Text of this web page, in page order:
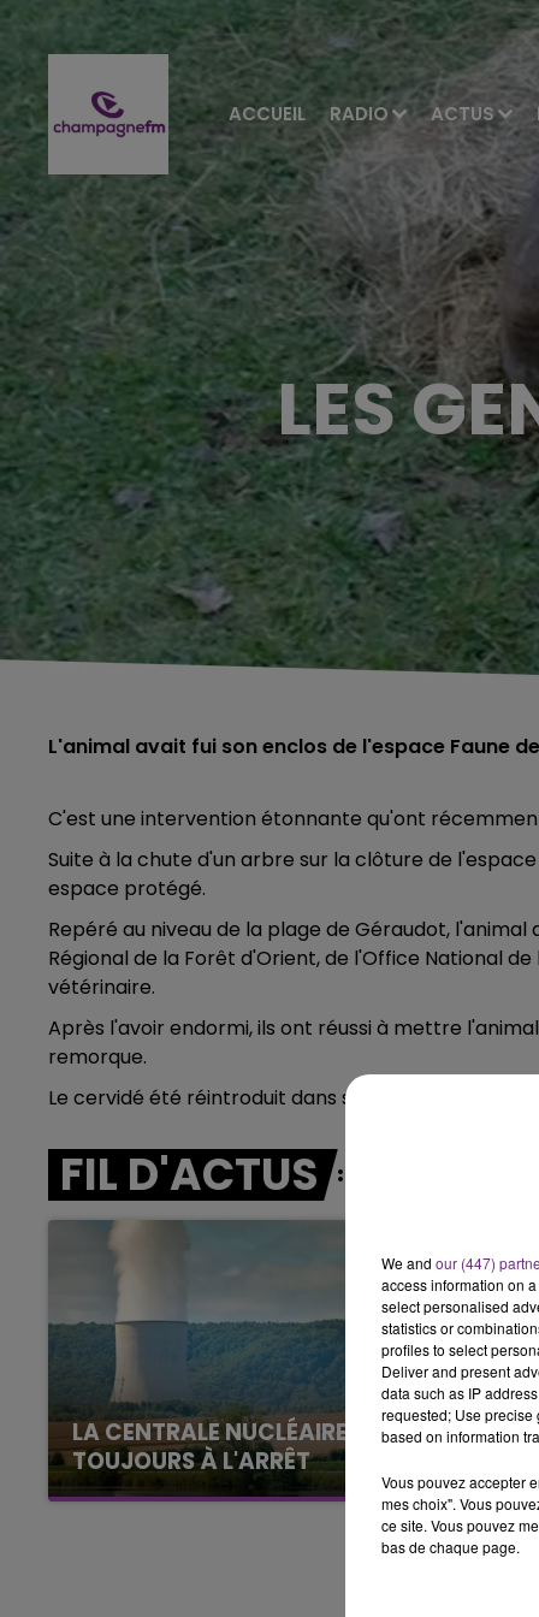
ACCUEIL RADIO ACTUS
LA RADIO POP
LES
L'animal avait fui son enclos de l'espace Faune
C'est une intervention étonnante qu'ont
Suite à la chute d'un arbre sur la clôture de
espace protégé.
Repéré au niveau de la plage de Géraudot,
Régional de la Forêt d'Orient, de l'Office National
vétérinaire.
Après l'avoir endormi, ils ont réussi à mettre
remorque.
Le cervidé été réintroduit dans son enclos et se
FIL D'ACTUS
LA CENTRALE NUCLÉAIRE DE CHOOZ
TOUJOURS À L'ARRÊT
Cela fait déjà une semaine que la centrale
nucléaire ardennaise est à l'arrêt. Une situation
justifiée par la sécheresse intense qui est
We and our (447)
access information on
select personalised
statistics or
profiles to select
Deliver and present
data such as IP
requested; Use precise
based on information
Vous pouvez accepter
mes choix". Vous
ce site. Vous pouvez
bas de chaque page.